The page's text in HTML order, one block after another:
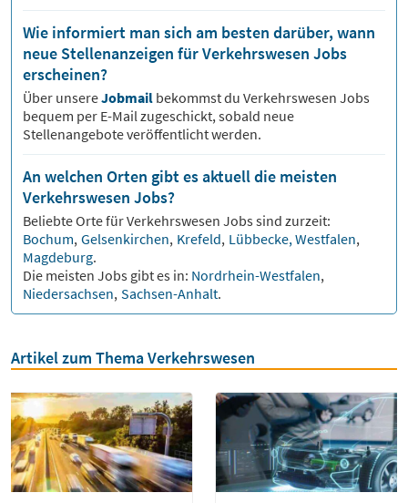
Wie informiert man sich am besten darüber, wann
neue Stellenanzeigen für Verkehrswesen Jobs
erscheinen?
Über unsereJobmail bekommst du Verkehrswesen Jobs
bequem per E-Mail zugeschickt, sobald neue
Stellenangebote veröffentlicht werden.
An welchen Orten gibt es aktuell die meisten
Verkehrswesen Jobs?
Beliebte Orte fürVerkehrswesen Jobs sind zurzeit:
Bochum, Gelsenkirchen, Krefeld, Lübbecke, Westfalen,
Magdeburg.
Die meisten Jobs gibt es in: Nordrhein-Westfalen,
Niedersachsen, Sachsen-Anhalt.
Artikel zum Thema Verkehrswesen